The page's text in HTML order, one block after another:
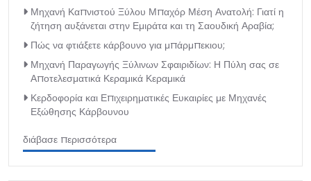
Μηχανή Καπνιστού Ξύλου Μπαχόρ Μέση Ανατολή: Γιατί η
ζήτηση αυξάνεται στην Εμιράτα και τη Σαουδική Αραβία;
Πώς να φτιάξετε κάρβουνο για μπάρμπεκιου;
Μηχανή Παραγωγής Ξύλινων Σφαιριδίων: Η Πύλη σας σε
Αποτελεσματικά Κεραμικά Κεραμικά
Κερδοφορία και Επιχειρηματικές Ευκαιρίες με Μηχανές
Εξώθησης Κάρβουνου
διάβασε περισσότερα